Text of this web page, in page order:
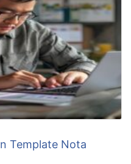
Template Nota